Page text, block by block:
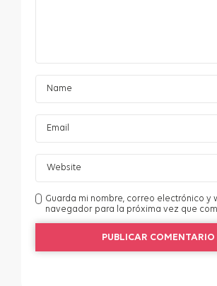
Guarda mi nombre, correo electrónico y
navegador para la próxima vez que